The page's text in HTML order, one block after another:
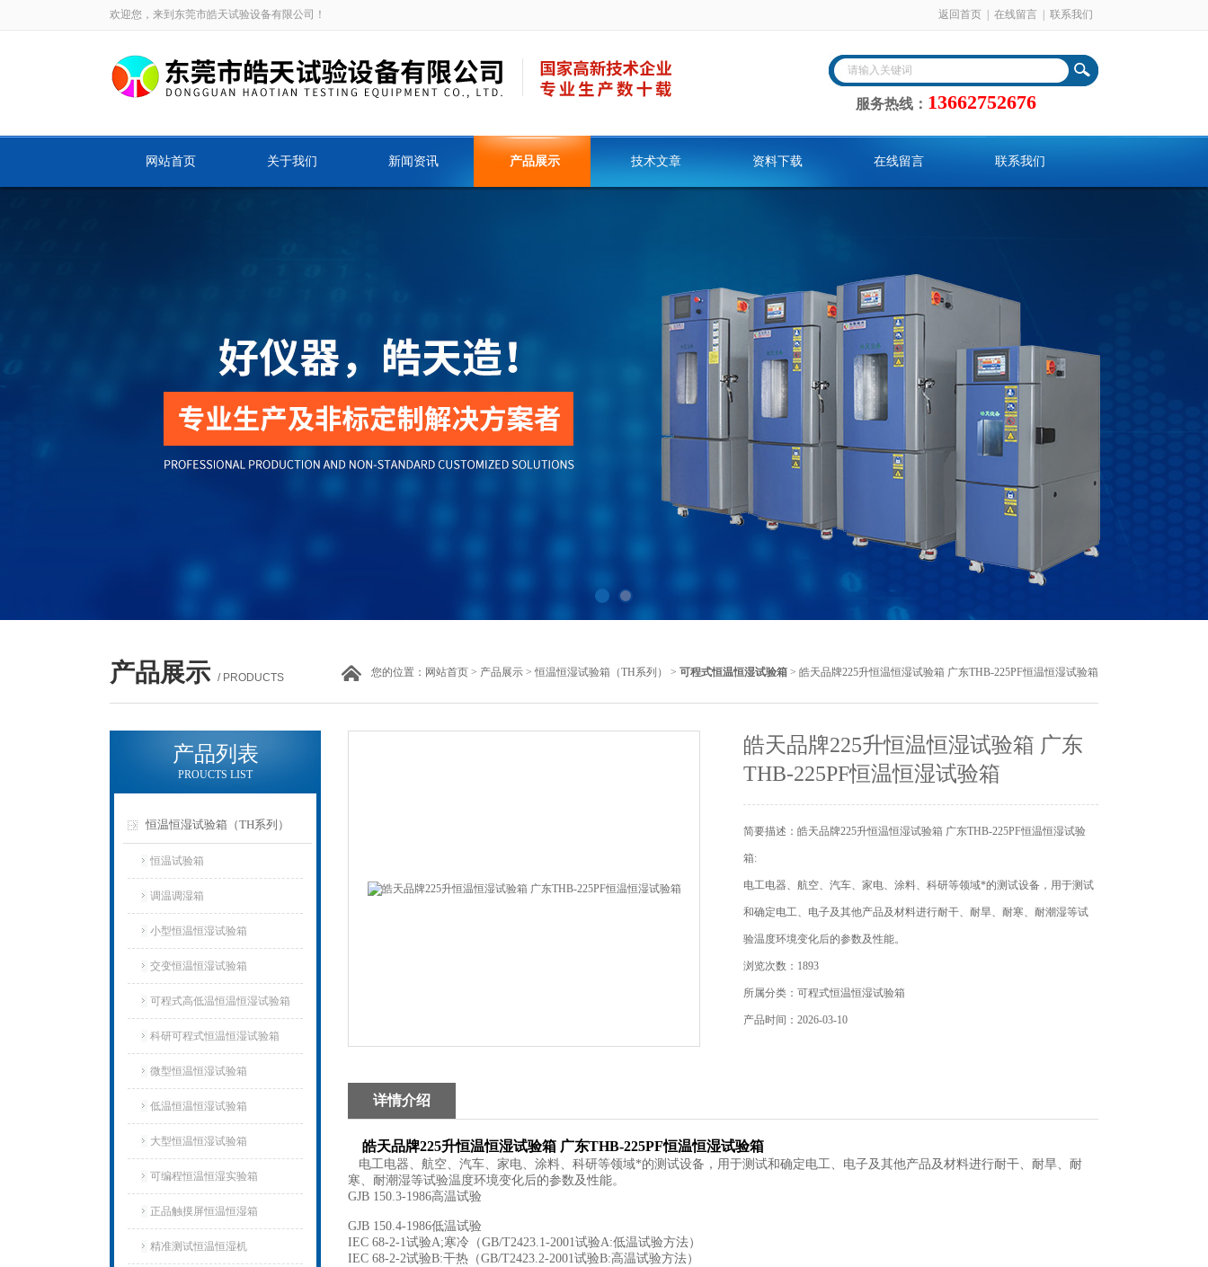
欢迎您，来到东莞市皓天试验设备有限公司！ 返回首页 在线留言 联系我们
服务热线： 13662752676
网站首页 关于我们 新闻资讯 产品展示 技术文章 资料下载 在线留言 联系我们
产品展示 / PRODUCTS 您的位置： 网站首页 > 产品展示 >恒温恒湿试验箱（TH系列） > 可程式恒温恒湿试验箱 > 皓天品牌225升恒温恒湿试验箱 广东THB-225PF恒温恒湿试验箱
产品列表
PROUCTS LIST
恒温恒湿试验箱（TH系列）
恒温试验箱
调温调湿箱
小型恒温恒湿试验箱
交变恒温恒湿试验箱
可程式高低温恒温恒湿试验箱
科研可程式恒温恒湿试验箱
微型恒温恒湿试验箱
低温恒温恒湿试验箱
大型恒温恒湿试验箱
可编程恒温恒湿实验箱
正品触摸屏恒温恒湿箱
精准测试恒温恒湿机
皓天品牌225升恒温恒湿试验箱 广东
THB-225PF恒温恒湿试验箱
简要描述：皓天品牌225升恒温恒湿试验箱 广东THB-225PF恒温恒湿试验
箱:
电工电器、航空、汽车、家电、涂料、科研等领域*的测试设备，用于测试
和确定电工、电子及其他产品及材料进行耐干、耐旱、耐寒、耐潮湿等试
验温度环境变化后的参数及性能。
浏览次数：1893
所属分类：可程式恒温恒湿试验箱
产品时间：2026-03-10
详情介绍
皓天品牌225升恒温恒湿试验箱 广东THB-225PF恒温恒湿试验箱
电工电器、航空、汽车、家电、涂料、科研等领域*的测试设备，用于测试和确定电工、电子及其他产品及材料进行耐干、耐旱、耐
寒、耐潮湿等试验温度环境变化后的参数及性能。
GJB 150.3-1986高温试验
GJB 150.4-1986低温试验
IEC 68-2-1试验A;寒冷（GB/T2423.1-2001试验A:低温试验方法）
IEC 68-2-2试验B:干热（GB/T2423.2-2001试验B:高温试验方法）